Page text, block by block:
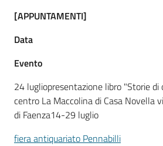
[APPUNTAMENTI]
Data
Evento
24 lugliopresentazione libro "Storie di
centro La Maccolina di Casa Novella
di Faenza14-29 luglio
fiera antiquariato Pennabilli